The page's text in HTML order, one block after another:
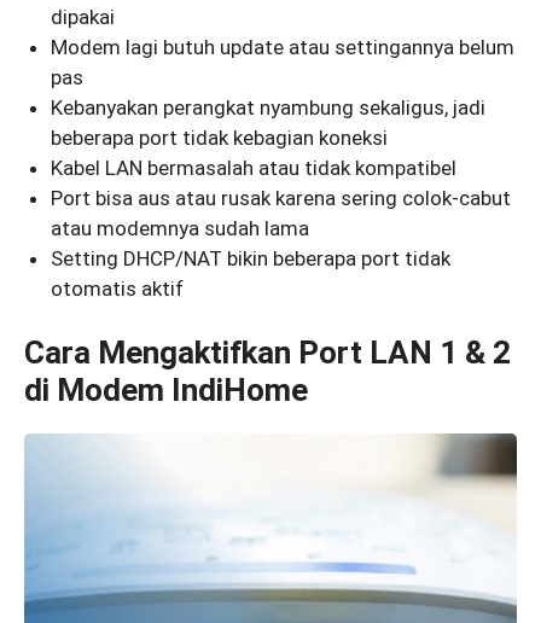
dipakai
Modem lagi butuh update atau settingannya belum
pas
Kebanyakan perangkat nyambung sekaligus, jadi
beberapa port tidak kebagian koneksi
Kabel LAN bermasalah atau tidak kompatibel
Port bisa aus atau rusak karena sering colok-cabut
atau modemnya sudah lama
Setting DHCP/NAT bikin beberapa port tidak
otomatis aktif
Cara Mengaktifkan Port LAN 1 & 2
di Modem IndiHome